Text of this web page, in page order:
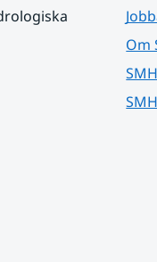
Om